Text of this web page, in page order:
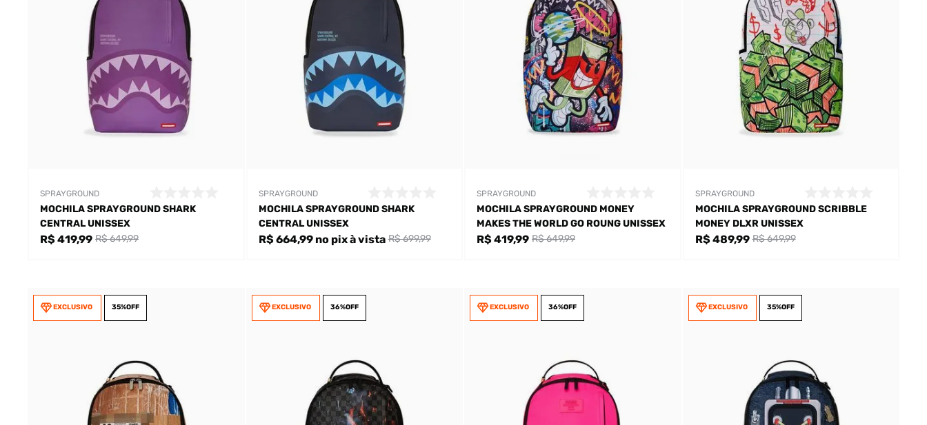
SPRAYGROUND
MOCHILA SPRAYGROUND SHARK
CENTRAL UNISSEX
R$ 419,99 R$ 649,99
SPRAYGROUND
MOCHILA SPRAYGROUND SHARK
CENTRAL UNISSEX
R$ 664,99no pixà vista R$ 699,99
SPRAYGROUND
MOCHILA SPRAYGROUND MONEY
MAKES THE WORLD GO ROUNG UNISSEX
R$ 419,99 R$ 649,99
SPRAYGROUND
MOCHILA SPRAYGROUND SCRIBBLE
MONEY DLXR UNISSEX
R$ 489,99 R$ 649,99
EXCLUSIVO 35%OFF EXCLUSIVO 36%OFF EXCLUSIVO 36%OFF EXCLUSIVO 35%OFF